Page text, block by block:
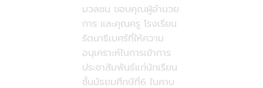
มวลชน ขอบคุณผู้อำนวย
การ และคุณครู โรงเรียน
รัตนาธิเบศร์ที่ให้ความ
อนุเคราะห์ในการเข้าการ
ประชาสัมพันธ์แก่นักเรียน
ชั้นมัธยมศึกษีที่6 ในคาบ